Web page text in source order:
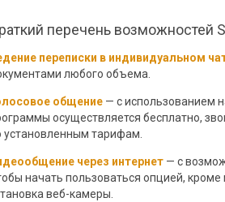
перечень возможностей
переписки в индивидуальном
любого объема.
общение — с использованием
осуществляется бесплатно,
установленным тарифам.
через интернет — с
начать пользоваться опцией,
веб-камеры.